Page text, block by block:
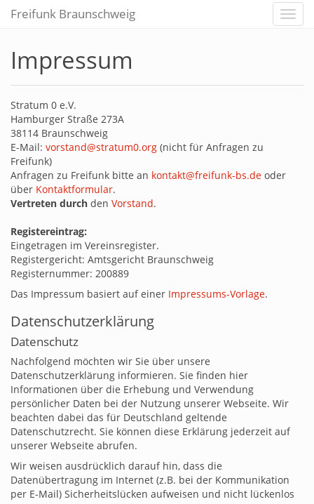
Freifunk Braunschweig
Impressum
Stratum 0 e.V.
Hamburger Straße 273A
38114 Braunschweig
E-Mail: vorstand@stratum0.org (nicht für Anfragen zu
Freifunk)
Anfragen zu Freifunk bitte an kontakt@freifunk-bs.de oder
über Kontaktformular.
Vertreten durch den Vorstand.
Registereintrag:
Eingetragen im Vereinsregister.
Registergericht: Amtsgericht Braunschweig
Registernummer: 200889
Das Impressum basiert auf einer Impressums-Vorlage.
Datenschutzerklärung
Datenschutz
Nachfolgend möchten wir Sie über unsere
Datenschutzerklärung informieren. Sie finden hier
Informationen über die Erhebung und Verwendung
persönlicher Daten bei der Nutzung unserer Webseite. Wir
beachten dabei das für Deutschland geltende
Datenschutzrecht. Sie können diese Erklärung jederzeit auf
unserer Webseite abrufen.
Wir weisen ausdrücklich darauf hin, dass die
Datenübertragung im Internet (z.B. bei der Kommunikation
per E-Mail) Sicherheitslücken aufweisen und nicht lückenlos